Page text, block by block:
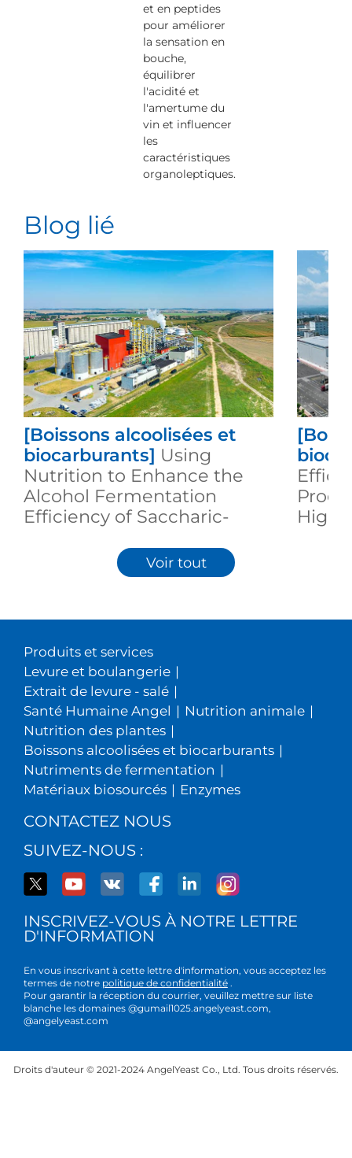
et en peptides
pour améliorer
la sensation en
bouche,
équilibrer
l'acidité et
l'amertume du
vin et influencer
les
caractéristiques
organoleptiques.
Blog lié
[Boissons alcoolisées et
biocarburants] Using
Nutrition to Enhance the
Alcohol Fermentation
Efficiency of Saccharic-
High
Voir tout
Produits et services
Levure et boulangerie |
Extrait de levure - salé |
Santé Humaine Angel | Nutrition animale |
Nutrition des plantes |
Boissons alcoolisées et biocarburants |
Nutriments de fermentation |
Matériaux biosourcés | Enzymes
CONTACTEZ NOUS
SUIVEZ-NOUS :
INSCRIVEZ-VOUS À NOTRE LETTRE
D'INFORMATION
En vous inscrivant à cette lettre d'information, vous acceptez les
termes de notre politique de confidentialité.
Pour garantir la réception du courrier, veuillez mettre sur liste
blanche les domaines @gumail1025.angelyeast.com,
@angelyeast.com
Droits d'auteur © 2021-2024 AngelYeast Co., Ltd. Tous droits réservés.